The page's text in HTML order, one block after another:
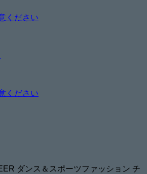
ください
ください
ダンス＆スポーツファッション チ